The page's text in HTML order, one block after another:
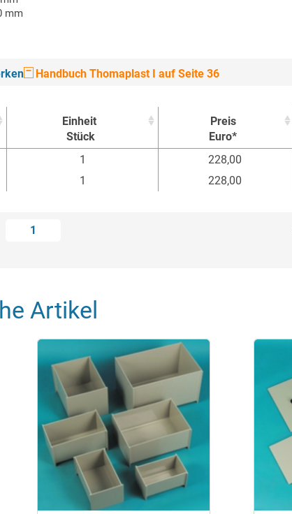
mm
Handbuch Thomaplast I auf Seite 36
Einheit
Stück
Preis
Euro*
Einheit
Preis
1
228,00
1 228,00
1
Artikel